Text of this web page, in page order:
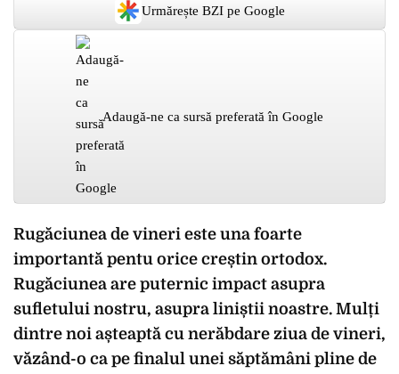
Urmărește BZI pe Google
Adaugă-ne ca sursă preferată în Google
Rugăciunea de vineri este una foarte
importantă pentu orice creștin ortodox.
Rugăciunea are puternic impact asupra
sufletului nostru, asupra liniștii noastre. Mulți
dintre noi așteaptă cu nerăbdare ziua de vineri,
văzând-o ca pe finalul unei săptămâni pline de